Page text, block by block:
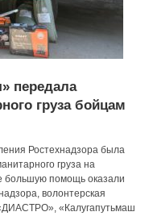
передала
груза бойцам
Ростехнадзора была
груза на
большую помощь оказали
волонтерская
«Калугапутьмаш